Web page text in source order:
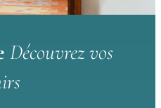
Découvrez vos